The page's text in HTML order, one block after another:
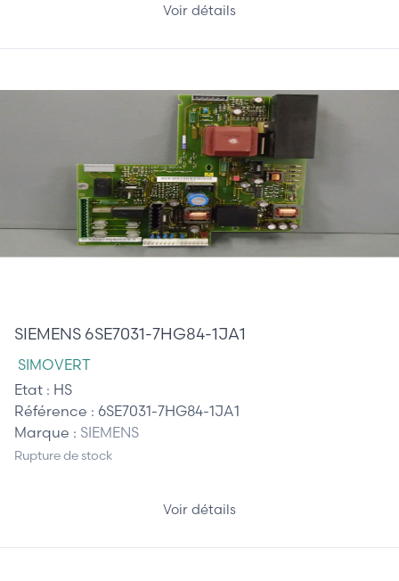
Voir détails
SIEMENS 6SE7031-7HG84-1JA1
SIMOVERT
Etat : HS
Référence : 6SE7031-7HG84-1JA1
Marque : SIEMENS
Rupture de stock
Voir détails